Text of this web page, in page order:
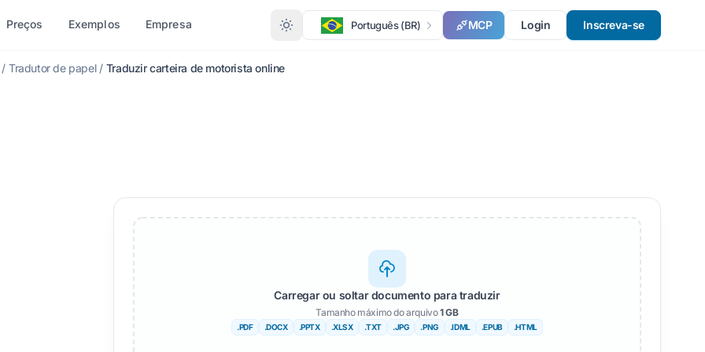
(. IDML)
XLSX para PDF
TXT para XLSX
JPG para PDF
JPEG para PDF Amárico
Preços Exemplos Empresa Português (BR) MCP Login Inscreva-se
/ Tradutor de papel / Traduzir carteira de motorista online
Carregar ou soltar documento para traduzir
Tamanho máximo do arquivo1 GB
.PDF .DOCX .PPTX .XLSX .TXT .JPG .PNG .IDML .EPUB .HTML